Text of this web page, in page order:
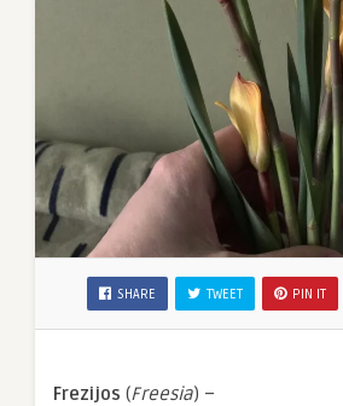
SHARE TWEET PIN IT
Frezijos (Freesia) –